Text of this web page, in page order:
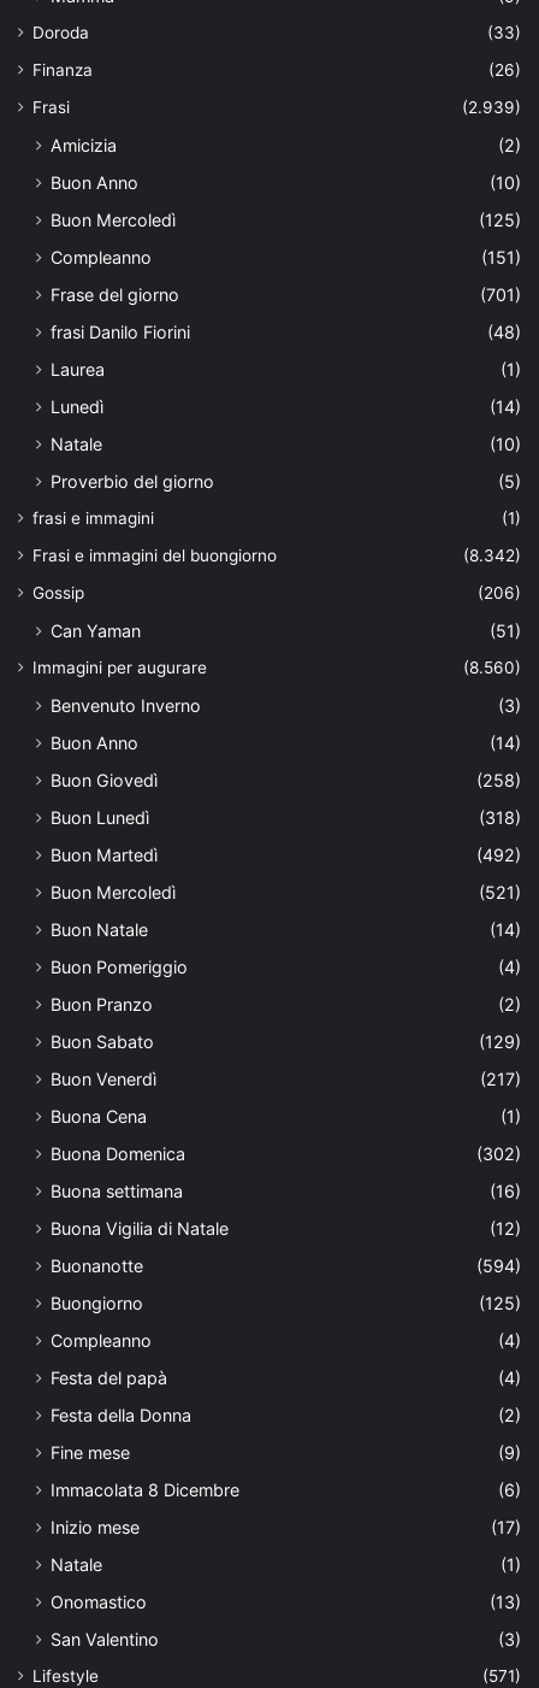
Doroda
(33)
Finanza
(26)
Frasi
(2.939)
Amicizia
(2)
Buon Anno
(10)
Buon Mercoledì
(125)
Compleanno
(151)
Frase del giorno
(701)
frasi Danilo Fiorini
(48)
Laurea
(1)
Lunedì
(14)
Natale
(10)
Proverbio del giorno
(5)
frasi e immagini
(1)
Frasi e immagini del buongiorno
(8.342)
Gossip
(206)
Can Yaman (51)
Immagini per augurare (8.560)
Benvenuto Inverno
(3)
Buon Anno
(14)
Buon Giovedì
(258)
Buon Lunedì
(318)
Buon Martedì
(492)
Buon Mercoledì
(521)
Buon Natale
(14)
Buon Pomeriggio
(4)
Buon Pranzo
(2)
Buon Sabato
(129)
Buon Venerdì
(217)
Buona Cena
(1)
Buona Domenica
(302)
Buona settimana
(16)
Buona Vigilia di Natale
(12)
Buonanotte
(594)
Buongiorno
(125)
Compleanno
(4)
Festa del papà
(4)
Festa della Donna
(2)
Fine mese
(9)
Immacolata 8 Dicembre
(6)
Inizio mese
(17)
Natale
(1)
Onomastico
(13)
San Valentino
(3)
Lifestyle (571)